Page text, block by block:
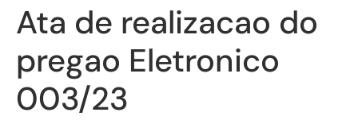
Ata de realizacao do
pregao Eletronico
003/23